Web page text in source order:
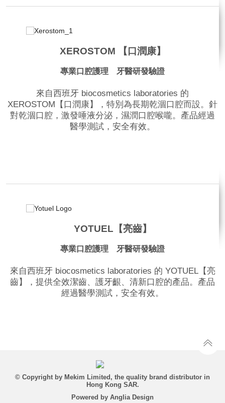
XEROSTOM 【口潤康】
專業口腔護理 牙醫研發驗證
來自西班牙 biocosmetics laboratories 的
XEROSTOM【口潤康】，特別為長期乾涸口腔而設。針
對乾涸口腔，激發唾液分泌，濕潤口腔喉嚨。產品經過
醫學測試，安全有效。
YOTUEL【亮齒】
專業口腔護理 牙醫研發驗證
來自西班牙 biocosmetics laboratories 的 YOTUEL【亮
齒】，提供全效潔齒、護牙齦、清新口腔的產品。產品
經過醫學測試，安全有效。
© Copyright by Mekim Limited, the quality brand distributor in
Hong Kong SAR.
Powered by Anglia Design